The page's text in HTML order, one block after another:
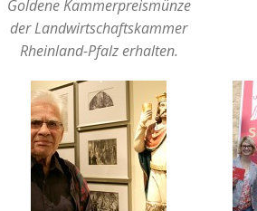
Goldene Kammerpreismünze
der Landwirtschaftskammer
Rheinland-Pfalz erhalten.